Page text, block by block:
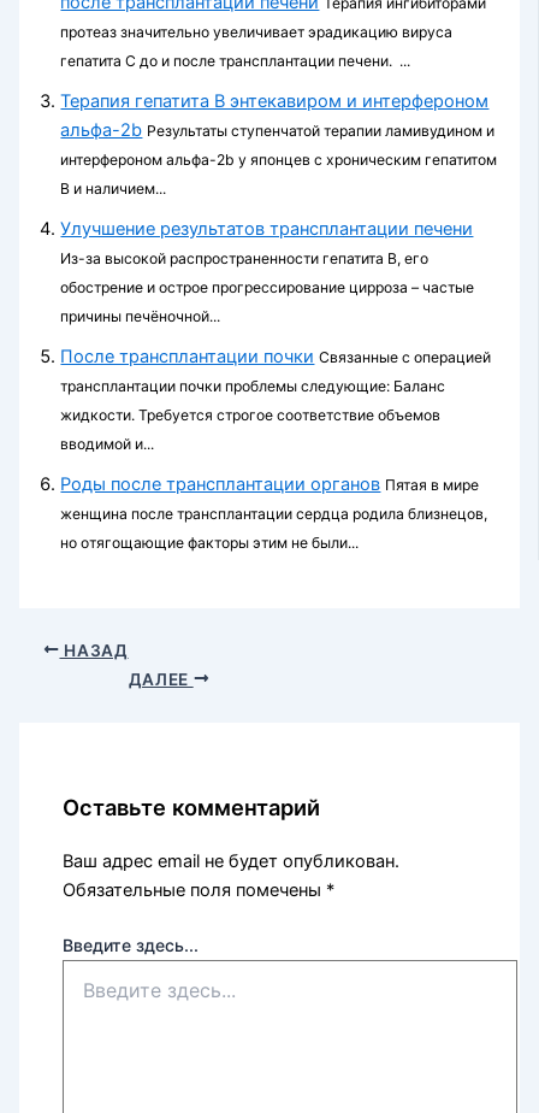
протеаз значительно увеличивает эрадикацию вируса
гепатита С до и после трансплантации печени. ...
Терапия гепатита В энтекавиром и интерфероном
альфа-2b Результаты ступенчатой терапии ламивудином и
интерфероном альфа-2b у японцев с хроническим гепатитом
В и наличием...
Улучшение результатов трансплантации печени
Из-за высокой распространенности гепатита B, его
обострение и острое прогрессирование цирроза – частые
причины печёночной...
После трансплантации почки Связанные с операцией
трансплантации почки пробле­мы следующие: Баланс
жидкости. Требуется строгое соответс­твие объемов
вводимой и...
Роды после трансплантации органов Пятая в мире
женщина после трансплантации сердца родила близнецов,
но отягощающие факторы этим не были...
НАЗАД
ДАЛЕЕ
Оставьте комментарий
Ваш адрес email не будет опубликован.
Обязательные поля помечены *
Введите здесь...